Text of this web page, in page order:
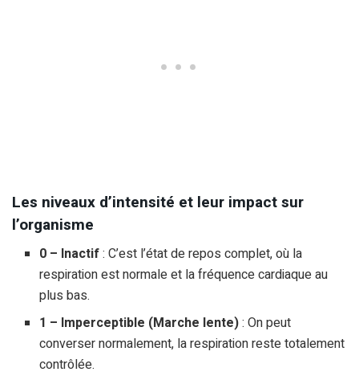
Les niveaux d’intensité et leur impact sur
l’organisme
0 – Inactif: C’est l’état de repos complet, où la
respiration est normale et la fréquence cardiaque au
plus bas.
1 – Imperceptible (Marche lente): On peut
converser normalement, la respiration reste totalement
contrôlée.